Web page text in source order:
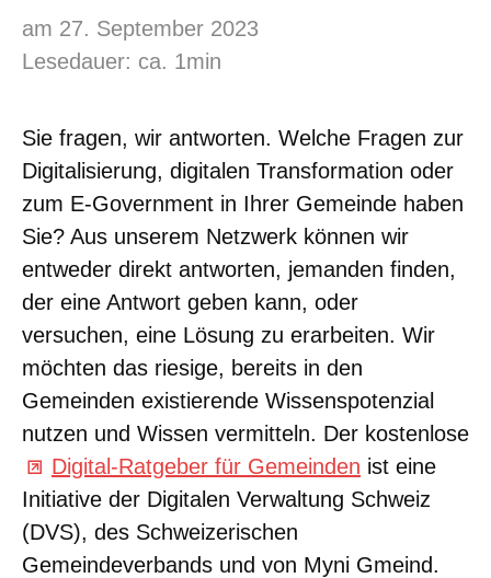
am 27. September 2023
Lesedauer: ca. 1min
Sie fragen, wir antworten. Welche Fragen zur
Digitalisierung, digitalen Transformation oder
zum E-Government in Ihrer Gemeinde haben
Sie? Aus unserem Netzwerk können wir
entweder direkt antworten, jemanden finden,
der eine Antwort geben kann, oder
versuchen, eine Lösung zu erarbeiten. Wir
möchten das riesige, bereits in den
Gemeinden existierende Wissenspotenzial
nutzen und Wissen vermitteln. Der kostenlose
Digital-Ratgeber für Gemeinden ist eine
Initiative der Digitalen Verwaltung Schweiz
(DVS), des Schweizerischen
Gemeindeverbands und von Myni Gmeind.